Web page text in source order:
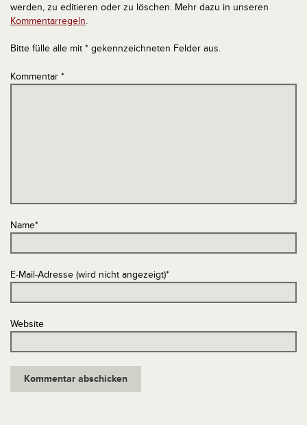
werden, zu editieren oder zu löschen. Mehr dazu in unseren
Kommentarregeln.
Bitte fülle alle mit * gekennzeichneten Felder aus.
Kommentar *
Name*
E-Mail-Adresse (wird nicht angezeigt)*
Website